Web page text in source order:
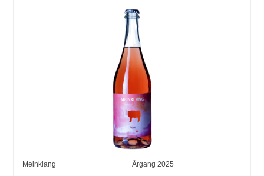
Meinklang Årgang 2025